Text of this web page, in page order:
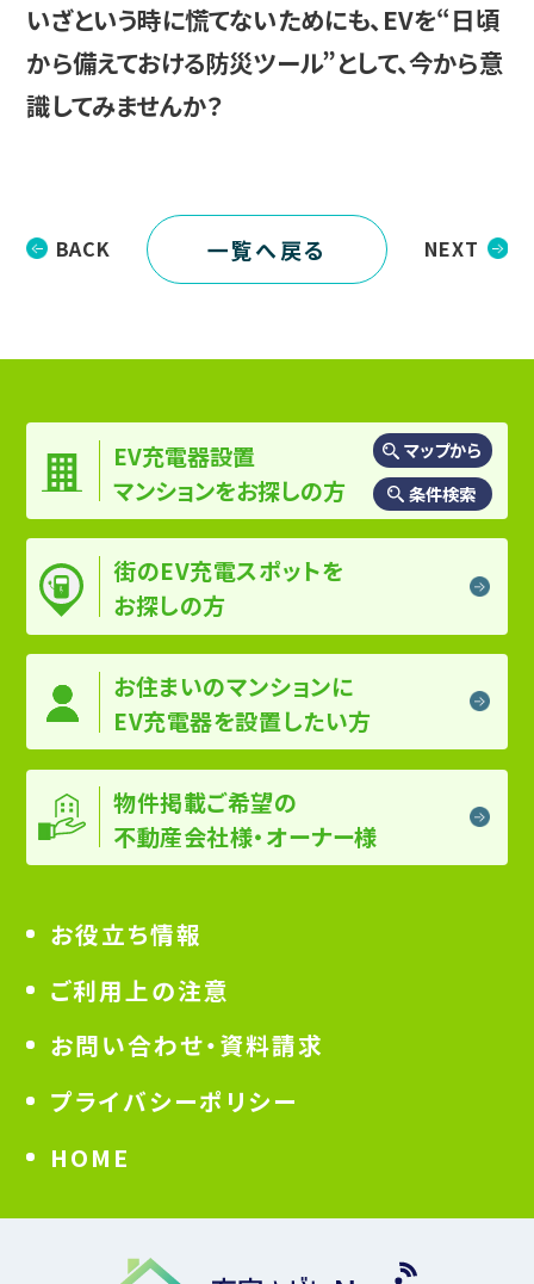
いざという時に慌てないためにも、EVを“日頃
から備えておける防災ツール”として、今から意
識してみませんか？
BACK NEXT
一覧へ戻る
EV充電器設置
マンションをお探しの方
マップから
条件検索
街のEV充電スポットを
お探しの方
お住まいのマンションに
EV充電器を設置したい方
物件掲載ご希望の
不動産会社様・オーナー様
お役立ち情報
ご利用上の注意
お問い合わせ・資料請求
プライバシーポリシー
HOME